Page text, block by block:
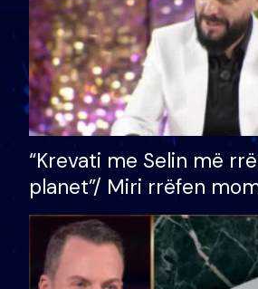
“Krevati me Selin më
planet”/ Miri rrëfen
bukura në shtëpinë e
mungojë zilja e